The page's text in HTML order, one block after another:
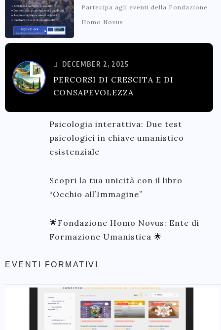
Partecipa agli eventi della Fondazione
Homo Novus
DECEMBER 2, 2025
PERCORSI DI CRESCITA E DI
CONSAPEVOLEZZA
Psicologia interattiva: Due test
psicologici in chiave umanistico
esistenziale
Scopri la tua unicità con il libro
“Occhio all’Immagine”
🌟Fondazione Homo Novus: Ente di
Formazione Umanistica 🌟
EVENTI FORMATIVI